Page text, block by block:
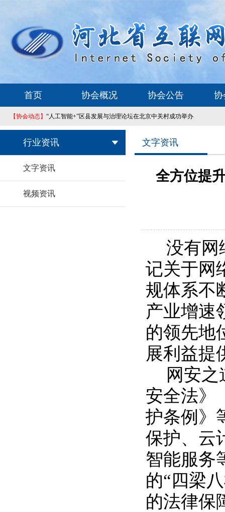
首页 协会概况 协会公告 协
【协会动态】 “人工智能+”区县发展与治理论坛在北京中关村成功举办
行业资讯
文字资讯
视频资讯
文字资讯
全方位提
没有网
记关于网
规体系不
产业增速
的领先地
展利益提
网安
安全法》
护条例》
保护、云
智能服务
的“四梁
的法律保